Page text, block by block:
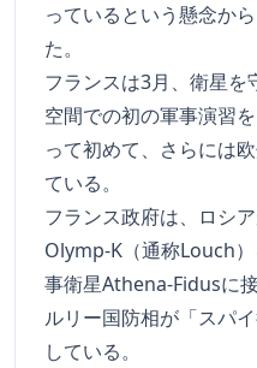
っているという懸念か
た。
フランスは3月、衛星を
空間での初の軍事演習
って初めて、さらには
ている。
フランス政府は、ロシ
Olymp-K（通称Louch
事衛星Athena-Fidusに
ルリー国防相が「スパ
している。